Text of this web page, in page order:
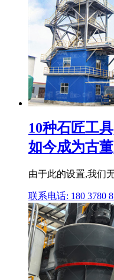
10种石匠工
如今成为古
由于此的设置,我们
联系电话: 180 3780